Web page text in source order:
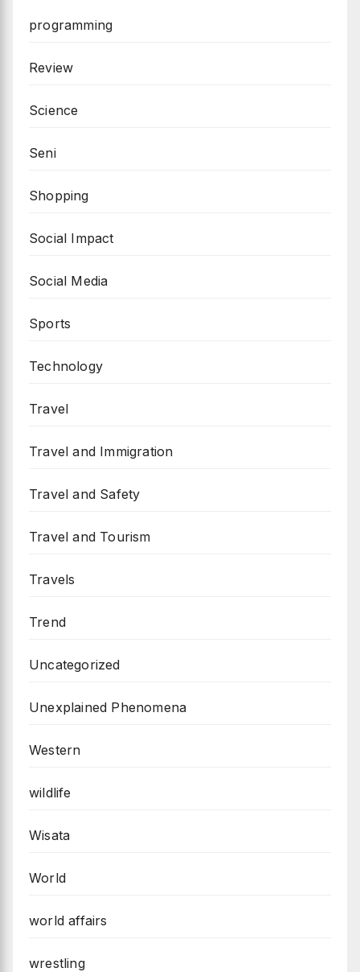
programming
Review
Science
Seni
Shopping
Social Impact
Social Media
Sports
Technology
Travel
Travel and Immigration
Travel and Safety
Travel and Tourism
Travels
Trend
Uncategorized
Unexplained Phenomena
Western
wildlife
Wisata
World
world affairs
wrestling